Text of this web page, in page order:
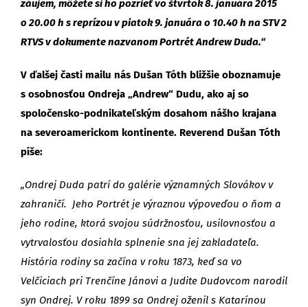
záujem, môžete si ho pozrieť vo štvrtok 8. januára 2015
o 20.00 h s reprízou v piatok 9. januára o 10.40 h na STV 2
RTVS v dokumente nazvanom Portrét Andrew Duda.“
V ďalšej časti mailu nás Dušan Tóth bližšie oboznamuje
s osobnosťou Ondreja „Andrew“ Dudu, ako aj so
spoločensko-podnikateľským dosahom nášho krajana
na severoamerickom kontinente. Reverend Dušan Tóth
píše:
„Ondrej Duda patrí do galérie významných Slovákov v
zahraničí. Jeho Portrét je výraznou výpoveďou o ňom a
jeho rodine, ktorá svojou súdržnosťou, usilovnosťou a
vytrvalosťou dosiahla splnenie sna jej zakladateľa.
História rodiny sa začína v roku 1873, keď sa vo
Velčiciach pri Trenčíne Jánovi a Judite Dudovcom narodil
syn Ondrej. V roku 1899 sa Ondrej oženil s Katarínou